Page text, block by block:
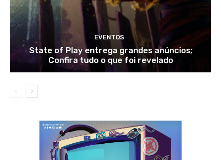
EVENTOS
State of Play entrega grandes anúncios;
Confira tudo o que foi revelado